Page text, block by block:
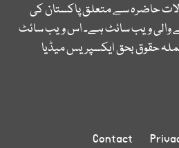
حاضرہ سے متعلق پاکستان کی
والی ویب سائٹ ہے۔ اس ویب سائٹ
حقوق بحق ایکسپریس میڈیا
Contact